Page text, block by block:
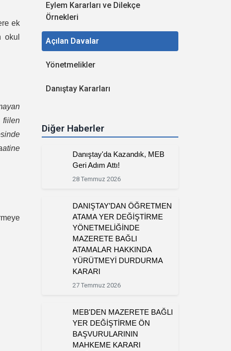
Eylem Kararları ve Dilekçe
Örnekleri
Açılan Davalar
Yönetmelikler
Danıştay Kararları
Diğer Haberler
Danıştay'da Kazandık, MEB
Geri Adım Attı!
28 Temmuz 2026
DANIŞTAY’DAN ÖĞRETMEN
ATAMA YER DEĞİŞTİRME
YÖNETMELİĞİNDE
MAZERETE BAĞLI
ATAMALAR HAKKINDA
YÜRÜTMEYİ DURDURMA
KARARI
27 Temmuz 2026
MEB'DEN MAZERETE BAĞLI
YER DEĞİŞTİRME ÖN
BAŞVURULARININ
MAHKEME KARARI
ek
okul
fiilen